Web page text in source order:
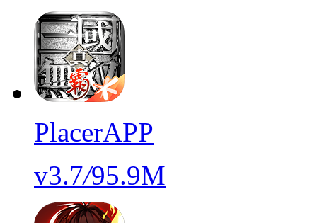
PlacerAPP
v3.7/95.9M